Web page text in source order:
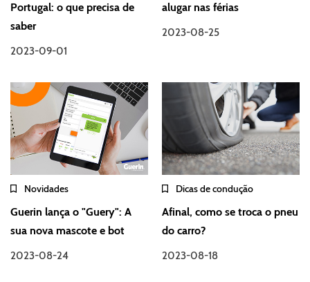
Portugal: o que precisa de
saber
2023-09-01
alugar nas férias
2023-08-25
Novidades
Guerin lança o "Guery": A
sua nova mascote e bot
2023-08-24
Dicas de condução
Afinal, como se troca o pneu
do carro?
2023-08-18